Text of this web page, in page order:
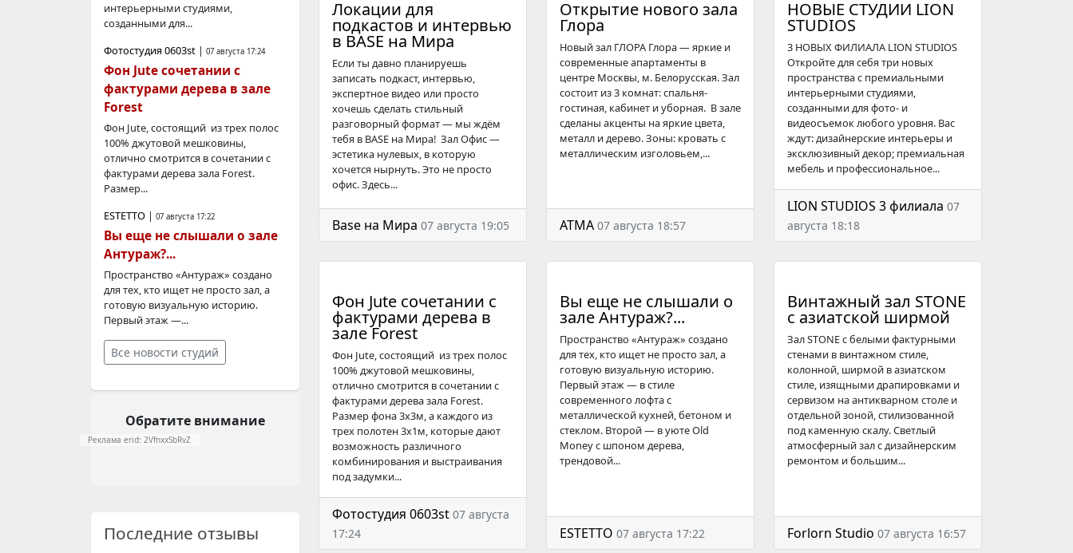
Локации для
подкастов и интервью
в BASE на Мира
Если ты давно планируешь
записать подкаст, интервью,
экспертное видео или просто
хочешь сделать стильный
разговорный формат — мы ждём
тебя в BASE на Мира! Зал Офис —
эстетика нулевых, в которую
хочется нырнуть. Это не просто
офис. Здесь...
Base на Мира 07 августа 19:05
Открытие нового зала
Глора
Новый зал ГЛОРА Глора — яркие и
современные апартаменты в
центре Москвы, м. Белорусская. Зал
состоит из 3 комнат: спальня-
гостиная, кабинет и уборная. В зале
сделаны акценты на яркие цвета,
металл и дерево. Зоны: кровать с
металлическим изголовьем,...
АТМА 07 августа 18:57
НОВЫЕ СТУДИИ LION
STUDIOS
3 НОВЫХ ФИЛИАЛА LION STUDIOS
Откройте для себя три новых
пространства с премиальными
интерьерными студиями,
созданными для фото- и
видеосъемок любого уровня. Вас
ждут: дизайнерские интерьеры и
эксклюзивный декор; премиальная
мебель и профессиональное...
LION STUDIOS 3 филиала 07
августа 18:18
Фон Jute сочетании с
фактурами дерева в
зале Forest
Фон Jute, состоящий из трех полос
100% джутовой мешковины,
отлично смотрится в сочетании с
фактурами дерева зала Forest.
Размер фона 3х3м, а каждого из
трех полотен 3х1м, которые дают
возможность различного
комбинирования и выстраивания
под задумки...
Фотостудия 0603st 07 августа
17:24
Вы еще не слышали о
зале Антураж?...
Пространство «Антураж» создано
для тех, кто ищет не просто зал, а
готовую визуальную историю.
Первый этаж — в стиле
современного лофта с
металлической кухней, бетоном и
стеклом. Второй — в уюте Old
Money с шпоном дерева,
трендовой...
ESTETTO 07 августа 17:22
Винтажный зал STONE
с азиатской ширмой
Зал STONE с белыми фактурными
стенами в винтажном стиле,
колонной, ширмой в азиатском
стиле, изящными драпировками и
сервизом на антикварном столе и
отдельной зоной, стилизованной
под каменную скалу. Светлый
атмосферный зал с дизайнерским
ремонтом и большим...
Forlorn Studio 07 августа 16:57
интерьерными студиями,
созданными для...
Фотостудия 0603st | 07 августа 17:24
Фон Jute сочетании с
фактурами дерева в зале
Forest
Фон Jute, состоящий из трех полос
100% джутовой мешковины,
отлично смотрится в сочетании с
фактурами дерева зала Forest.
Размер...
ESTETTO | 07 августа 17:22
Вы еще не слышали о зале
Антураж?...
Пространство «Антураж» создано
для тех, кто ищет не просто зал, а
готовую визуальную историю.
Первый этаж —...
Все новости студий
Обратите внимание
Реклама erid: 2VfnxxSbRvZ
Последние отзывы